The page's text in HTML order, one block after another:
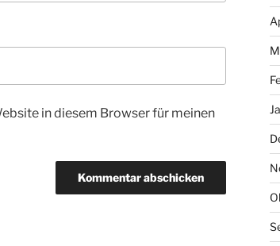
in diesem Browser für meinen